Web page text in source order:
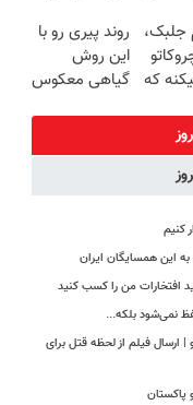
روزه ساخت!
جلبک،
که
روند پیری رو با
این روش
گیاهی معکوس
کنیم
این همسایگان ایران
افتخارات من را کسب کنید
نمی‌شود بلکه...
ارسال فیلم از لحظه قتل برای
پاکستان